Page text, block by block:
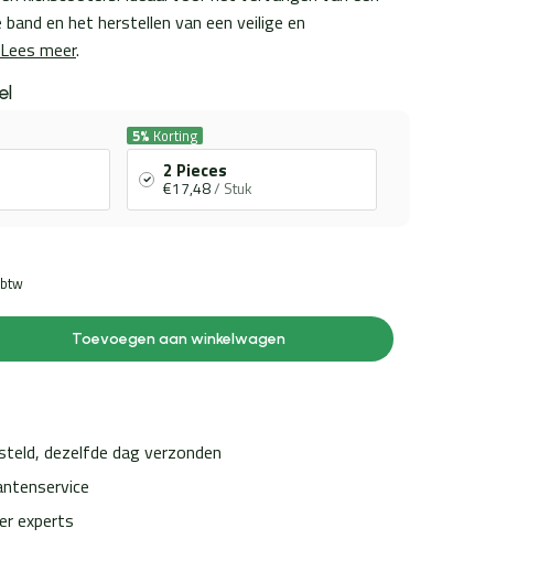
en het herstellen van een veilige en
Lees meer.
5% Korting
2 Pieces
€17,48/ Stuk
Toevoegen aan winkelwagen
dezelfde dag verzonden
experts